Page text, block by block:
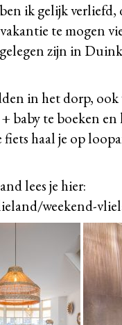
ik gelijk
te mogen
zijn in
in het dorp, ook
baby te boeken
haal je op
lees je hier:
weekend-